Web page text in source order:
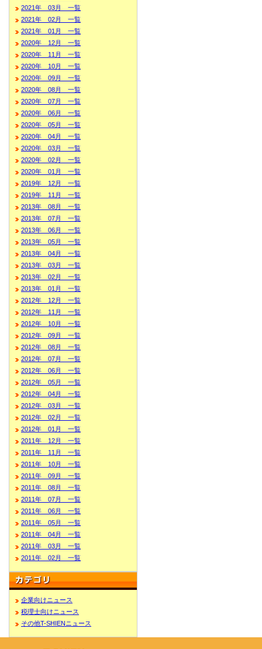
2021年 03月 一覧
2021年 02月 一覧
2021年 01月 一覧
2020年 12月 一覧
2020年 11月 一覧
2020年 10月 一覧
2020年 09月 一覧
2020年 08月 一覧
2020年 07月 一覧
2020年 06月 一覧
2020年 05月 一覧
2020年 04月 一覧
2020年 03月 一覧
2020年 02月 一覧
2020年 01月 一覧
2019年 12月 一覧
2019年 11月 一覧
2013年 08月 一覧
2013年 07月 一覧
2013年 06月 一覧
2013年 05月 一覧
2013年 04月 一覧
2013年 03月 一覧
2013年 02月 一覧
2013年 01月 一覧
2012年 12月 一覧
2012年 11月 一覧
2012年 10月 一覧
2012年 09月 一覧
2012年 08月 一覧
2012年 07月 一覧
2012年 06月 一覧
2012年 05月 一覧
2012年 04月 一覧
2012年 03月 一覧
2012年 02月 一覧
2012年 01月 一覧
2011年 12月 一覧
2011年 11月 一覧
2011年 10月 一覧
2011年 09月 一覧
2011年 08月 一覧
2011年 07月 一覧
2011年 06月 一覧
2011年 05月 一覧
2011年 04月 一覧
2011年 03月 一覧
2011年 02月 一覧
企業向けニュース
税理士向けニュース
その他T-SHIENニュース